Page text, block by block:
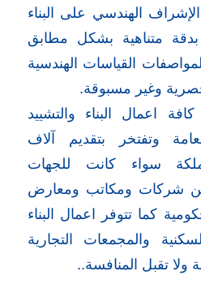
الهندسي على البناء
بدقة متناهية بشكل مطابق
القياسات الهندسية
وغير مسبوقة.
اعمال البناء والتشييد
وتفتخر بتقديم آلاف
سواء كانت للجهات
من شركات ومكاتب ومعارض
كما تتوفر اعمال البناء
والمجمعات التجارية
ولا تقبل المنافسة..